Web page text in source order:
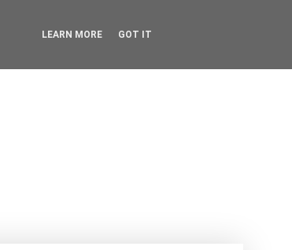
LEARN MORE GOT IT